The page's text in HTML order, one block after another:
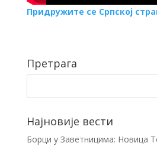
Придружите се Српској
Претрага
Најновије вести
Борци у Заветницима: Новица